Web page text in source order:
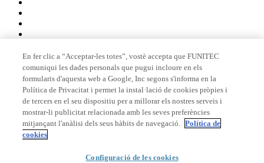
Membre de
Acreditacions
© 2026 La Salle Campus Barcelona - URL |Avís legal
En fer clic a “Acceptar-les totes”, vostè accepta que FUNITEC
comuniqui les dades personals que pugui incloure en els
formularis d'aquesta web a Google, Inc segons s'informa en la
Política de Privacitat i permet la instal·lació de cookies pròpies i
de tercers en el seu dispositiu per a millorar els nostres serveis i
mostrar-li publicitat relacionada amb les seves preferències
mitjançant l'anàlisi dels seus hàbits de navegació. Política de
cookies
Configuració de les cookies